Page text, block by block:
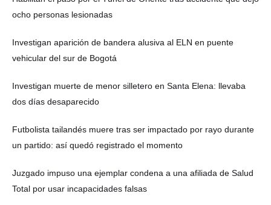
ocho personas lesionadas
Investigan aparición de bandera alusiva al ELN en puente
vehicular del sur de Bogotá
Investigan muerte de menor silletero en Santa Elena: llevaba
dos días desaparecido
Futbolista tailandés muere tras ser impactado por rayo durante
un partido: así quedó registrado el momento
Juzgado impuso una ejemplar condena a una afiliada de Salud
Total por usar incapacidades falsas